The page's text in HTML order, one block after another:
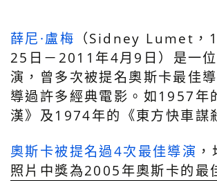
薛尼·盧梅 （Sidney Lumet，
25日－2011年4月9日）是一
演，曾多次被提名奧斯卡最佳
導過許多經典電影。如1957年
漢》及1974年的《東方快車謀
奧斯卡被提名過4次最佳導演
照片中獎為2005年奧斯卡的最